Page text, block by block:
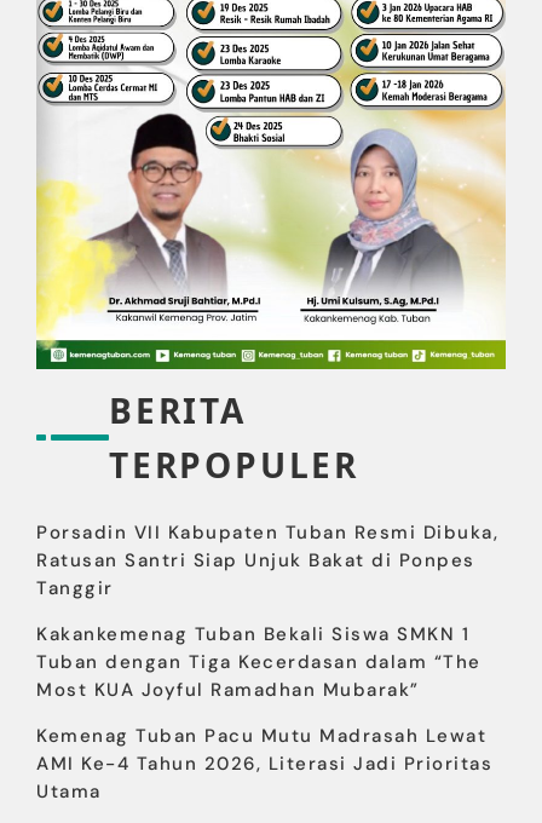
BERITA
TERPOPULER
Porsadin VII Kabupaten Tuban Resmi Dibuka,
Ratusan Santri Siap Unjuk Bakat di Ponpes
Tanggir
Kakankemenag Tuban Bekali Siswa SMKN 1
Tuban dengan Tiga Kecerdasan dalam “The
Most KUA Joyful Ramadhan Mubarak”
Kemenag Tuban Pacu Mutu Madrasah Lewat
AMI Ke-4 Tahun 2026, Literasi Jadi Prioritas
Utama